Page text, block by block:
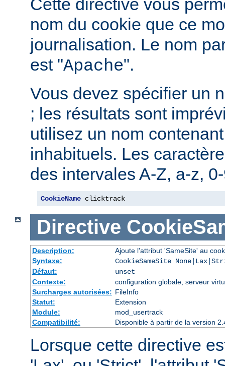
Cette directive vous
nom du cookie que ce
journalisation. Le nom
est "Apache".
Vous devez spécifier un
; les résultats sont
utilisez un nom
inhabituels. Les
des intervales A-Z, a-z,
CookieName clicktrack
Directive
Description:
Ajoute l'attribut 'SameSite' au
Syntaxe:
CookieSameSite
Défaut:
unset
Contexte:
configuration globale, serveur
Surcharges autorisées: FileInfo
Statut:
Extension
Module:
mod_usertrack
Compatibilité:
Disponible à partir de la version
Lorsque cette directive